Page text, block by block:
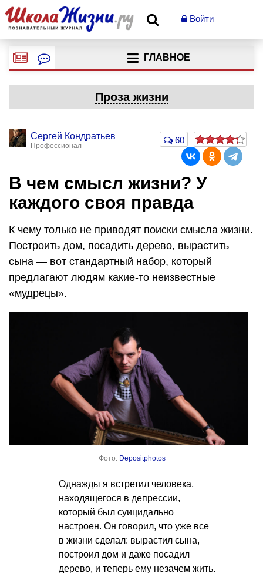
Войти
ГЛАВНОЕ
Проза жизни
Сергей Кондратьев
Профессионал
60
В чем смысл жизни? У
каждого своя правда
К чему только не приводят поиски смысла жизни.
Построить дом, посадить дерево, вырастить
сына — вот стандартный набор, который
предлагают людям какие-то неизвестные
«мудрецы».
Фото: Depositphotos
Однажды я встретил человека,
находящегося в депрессии,
который был суицидально
настроен. Он говорил, что уже все
в жизни сделал: вырастил сына,
построил дом и даже посадил
дерево, и теперь ему незачем жить.